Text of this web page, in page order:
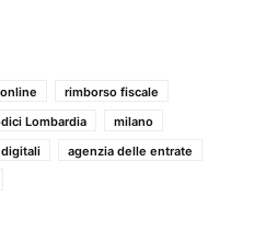
rimborso fiscale
Lombardia
milano
agenzia delle entrate